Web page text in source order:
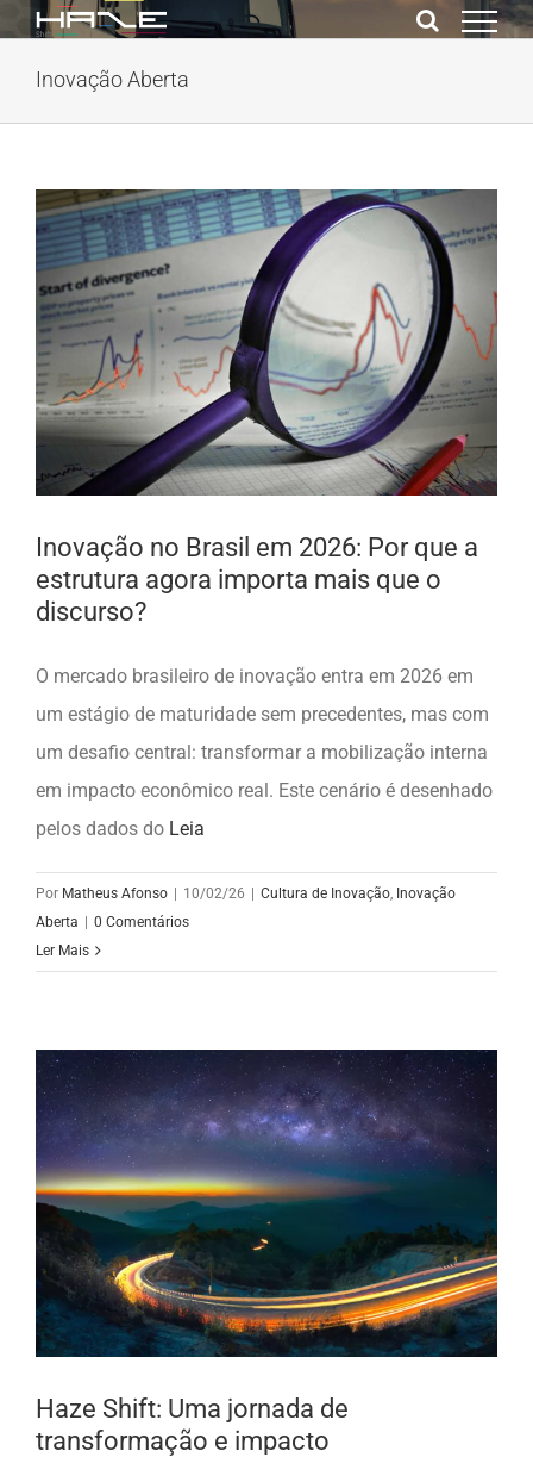
conteúdo
Inovação Aberta
Inovação no Brasil em 2026: Por que a
estrutura agora importa mais que o
discurso?
O mercado brasileiro de inovação entra em 2026 em
um estágio de maturidade sem precedentes, mas com
um desafio central: transformar a mobilização interna
em impacto econômico real. Este cenário é desenhado
pelos dados do Leia
Por Matheus Afonso | 10/02/26 | Cultura de Inovação, Inovação
Aberta | 0 Comentários
Ler Mais
Haze Shift: Uma jornada de
transformação e impacto